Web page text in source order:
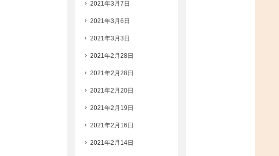
2021年3月7日
2021年3月6日
2021年3月3日
2021年2月28日
2021年2月28日
2021年2月20日
2021年2月19日
2021年2月16日
2021年2月14日